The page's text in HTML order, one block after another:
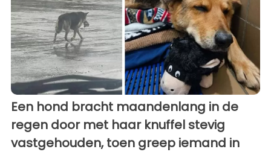
Een hond bracht maandenlang in de
regen door met haar knuffel stevig
vastgehouden, toen greep iemand in